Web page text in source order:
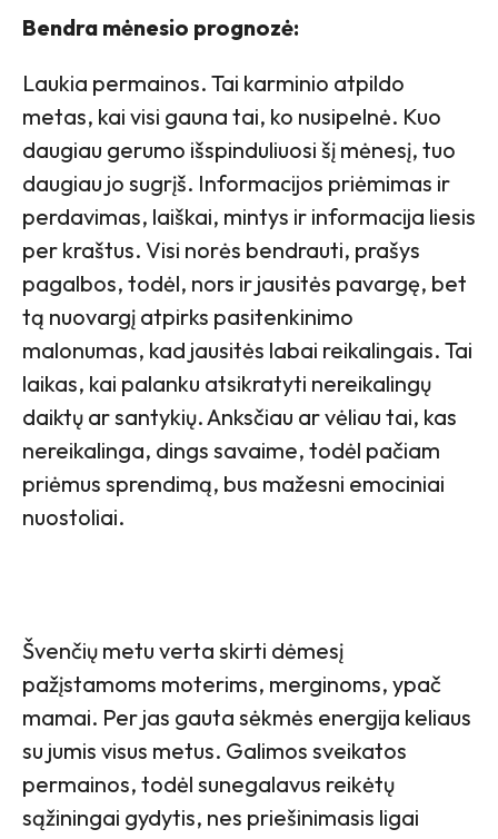
Bendra mėnesio prognozė:
Laukia permainos. Tai karminio atpildo
metas, kai visi gauna tai, ko nusipelnė. Kuo
daugiau gerumo išspinduliuosi šį mėnesį, tuo
daugiau jo sugrįš. Informacijos priėmimas ir
perdavimas, laiškai, mintys ir informacija liesis
per kraštus. Visi norės bendrauti, prašys
pagalbos, todėl, nors ir jausitės pavargę, bet
tą nuovargį atpirks pasitenkinimo
malonumas, kad jausitės labai reikalingais. Tai
laikas, kai palanku atsikratyti nereikalingų
daiktų ar santykių. Anksčiau ar vėliau tai, kas
nereikalinga, dings savaime, todėl pačiam
priėmus sprendimą, bus mažesni emociniai
nuostoliai.
Švenčių metu verta skirti dėmesį
pažįstamoms moterims, merginoms, ypač
mamai. Per jas gauta sėkmės energija keliaus
su jumis visus metus. Galimos sveikatos
permainos, todėl sunegalavus reikėtų
sąžiningai gydytis, nes priešinimasis ligai